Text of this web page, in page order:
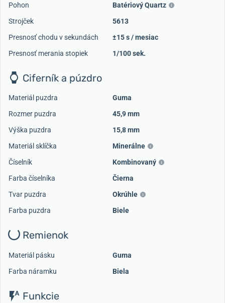
Pohon
Batériový Quartz
Strojček
5613
Presnosť chodu v sekundách
±15 s / mesiac
Presnosť merania stopiek
1/100 sek.
Ciferník a púzdro
Materiál puzdra
Guma
Rozmer puzdra
45,9 mm
Výška puzdra
15,8 mm
Materiál sklíčka
Minerálne
Číselník
Kombinovaný
Farba číselníka
Čierna
Tvar puzdra
Okrúhle
Farba puzdra
Biele
Remienok
Materiál pásku
Guma
Farba náramku
Biela
Funkcie